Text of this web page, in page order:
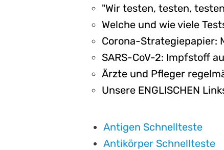
"Wir testen, testen,
Welche und wie viele
Corona-Strategiepapier:
SARS-CoV-2: Impfstoff
Ärzte und Pfleger
Unsere ENGLISCHEN
Antigen Schnellteste
Antikörper Schnellteste